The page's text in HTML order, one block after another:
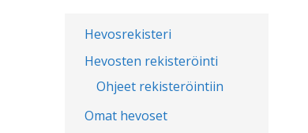
Hevosrekisteri
Hevosten rekisteröinti
Ohjeet rekisteröintiin
Omat hevoset